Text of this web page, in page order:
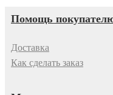
Помощь
Доставка
Как сделать заказ